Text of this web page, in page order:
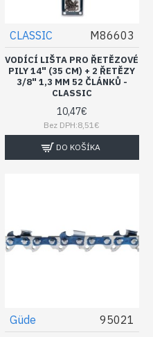
CLASSIC M86603
VODÍCÍ LIŠTA PRO ŘETĚZOVÉ
PILY 14" (35 CM) + 2 ŘETĚZY
3/8" 1,3 MM 52 ČLÁNKŮ -
CLASSIC
10,47€
Bez DPH:8,51€
DO KOŠÍKA
Güde 95021